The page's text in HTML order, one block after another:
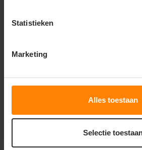
Statistieken
Marketing
Alles toestaan
Selectie
11,29
18,74